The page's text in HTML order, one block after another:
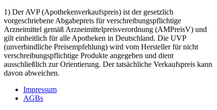
1) Der AVP (Apothekenverkaufspreis) ist der gesetzlich
vorgeschriebene Abgabepreis für verschreibungspflichtige
Arzneimittel gemäß Arzneimittelpreisverordnung (AMPreisV) und
gilt einheitlich für alle Apotheken in Deutschland. Die UVP
(unverbindliche Preisempfehlung) wird vom Hersteller für nicht
verschreibungspflichtige Produkte angegeben und dient
ausschließlich zur Orientierung. Der tatsächliche Verkaufspreis kann
davon abweichen.
Impressum
AGBs